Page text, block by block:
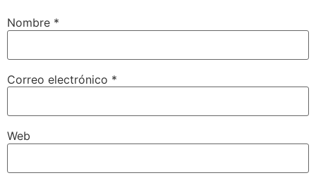
Nombre *
Correo electrónico *
Web